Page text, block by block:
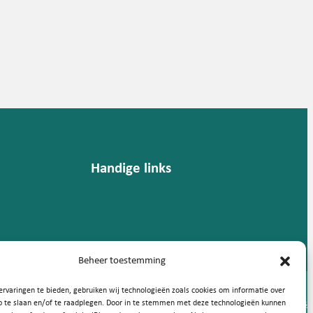
Beheer toestemming
te bieden, gebruiken wij technologieën zoals cookies om informatie over
te slaan en/of te raadplegen. Door in te stemmen met deze technologieën kunnen
Handige links
Privacy statementCookies